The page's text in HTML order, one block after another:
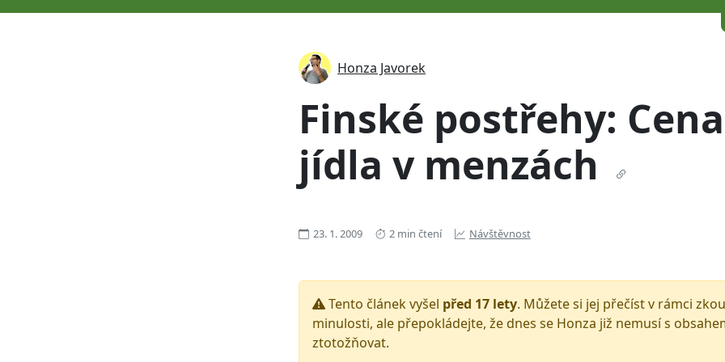
Honza Javorek
Finské postřehy: Cena
jídla v menzách
23. 1. 2009 2 min čtení Návštěvnost
Tento článek vyšel před 17 lety. Můžete si jej přečíst v rámci
minulosti, ale přepokládejte, že dnes se Honza již nemusí s
ztotožňovat.